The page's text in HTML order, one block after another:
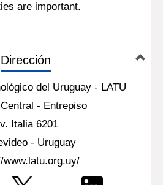
are important.
Dirección
del Uruguay - LATU
- Entrepiso
Italia 6201
- Uruguay
www.latu.org.uy/